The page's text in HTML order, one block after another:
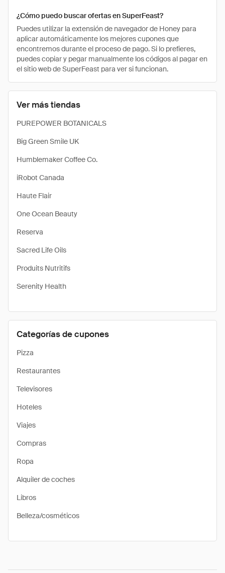
Ver más tiendas
PUREPOWER BOTANICALS
Big Green Smile UK
Humblemaker Coffee Co.
iRobot Canada
Haute Flair
One Ocean Beauty
Reserva
Sacred Life Oils
Produits Nutritifs
Serenity Health
Categorías de cupones
Pizza
Restaurantes
Televisores
Hoteles
Viajes
Compras
Ropa
Alquiler de coches
Libros
Belleza/cosméticos
¿Cómo puedo buscar ofertas en SuperFeast?
Puedes utilizar la extensión de navegador de Honey para
aplicar automáticamente los mejores cupones que
encontremos durante el proceso de pago. Si lo prefieres,
puedes copiar y pegar manualmente los códigos al pagar en
el sitio web de SuperFeast para ver si funcionan.